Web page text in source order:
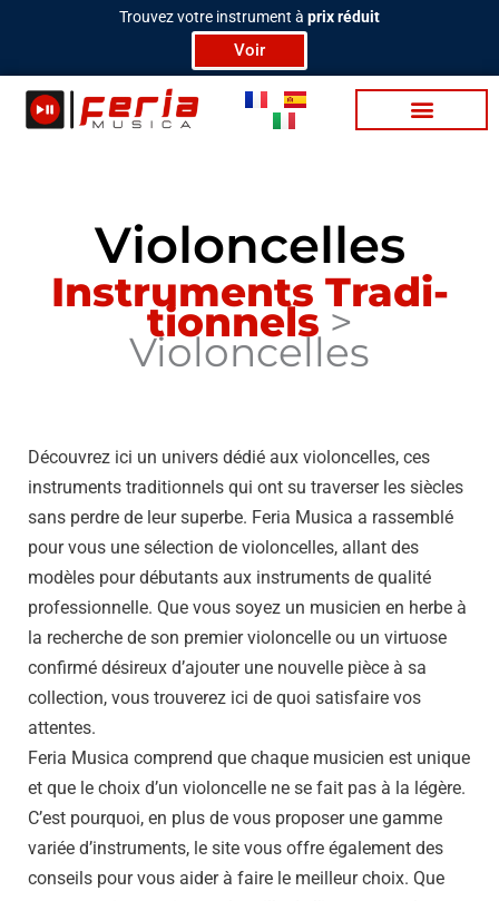
Trouvez votre instrument à prix réduit
Voir
Violoncelles
Ins­tru­ments Tra­di­
tion­nels >
Violoncelles
Découvrez ici un univers dédié aux violoncelles, ces
instruments traditionnels qui ont su traverser les siècles
sans perdre de leur superbe. Feria Musica a rassemblé
pour vous une sélection de violoncelles, allant des
modèles pour débutants aux instruments de qualité
professionnelle. Que vous soyez un musicien en herbe à
la recherche de son premier violoncelle ou un virtuose
confirmé désireux d’ajouter une nouvelle pièce à sa
collection, vous trouverez ici de quoi satisfaire vos
attentes.
Feria Musica comprend que chaque musicien est unique
et que le choix d’un violoncelle ne se fait pas à la légère.
C’est pourquoi, en plus de vous proposer une gamme
variée d’instruments, le site vous offre également des
conseils pour vous aider à faire le meilleur choix. Que